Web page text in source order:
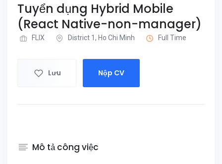
Tuyển dụng Hybrid Mobile
(React Native-non-manager)
FLIX District 1, Ho Chi Minh Full Time
Lưu Nộp CV
Mô tả công việc